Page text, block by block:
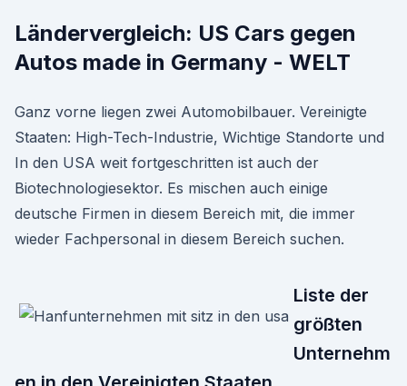
Ländervergleich: US Cars gegen
Autos made in Germany - WELT
Ganz vorne liegen zwei Automobilbauer. Vereinigte
Staaten: High-Tech-Industrie, Wichtige Standorte und
In den USA weit fortgeschritten ist auch der
Biotechnologiesektor. Es mischen auch einige
deutsche Firmen in diesem Bereich mit, die immer
wieder Fachpersonal in diesem Bereich suchen.
Liste der
größten
Unternehm